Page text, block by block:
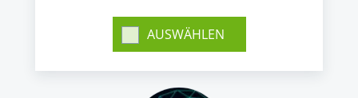
AUSWÄHLEN